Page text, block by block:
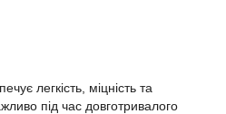
легкість, міцність та
під час довготривалого